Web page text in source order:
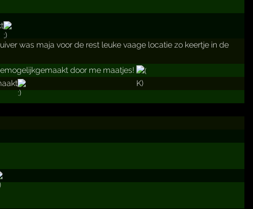
was maja voor de rest leuke vaage locatie zo keertje in de
door me maatjes!